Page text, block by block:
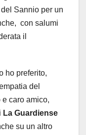
Sannio per un
con salumi
il
ho preferito,
del
caro amico,
La Guardiense
su un altro